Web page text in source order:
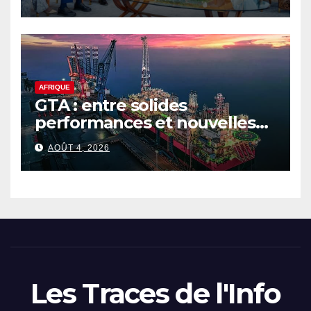
AFRIQUE
GTA : entre solides
performances et nouvelles
ambitions pour le gaz
sénégalo-mauritanien
AOÛT 4, 2026
Les Traces de l'Info